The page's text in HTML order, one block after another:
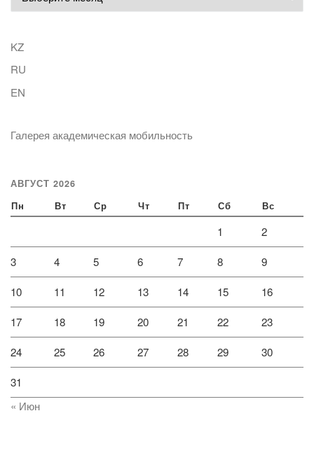
KZ
RU
EN
Галерея академическая мобильность
АВГУСТ 2026
Пн Вт Ср Чт Пт Сб Вс
1 2
3 4 5 6 7 8 9
10 11 12 13 14 15 16
17 18 19 20 21 22 23
24 25 26 27 28 29 30
31
« Июн